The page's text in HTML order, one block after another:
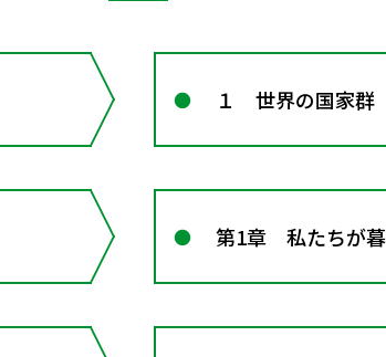
１ 世界の国家群
第1章 私たちが